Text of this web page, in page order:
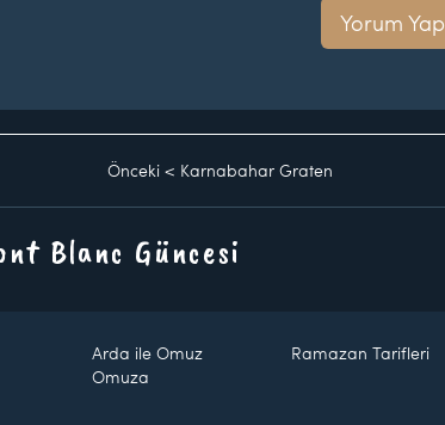
Yorum Yap
Önceki < Karnabahar Graten
Blanc Güncesi
Arda ile Omuz
Omuza
Ramazan Tarifleri